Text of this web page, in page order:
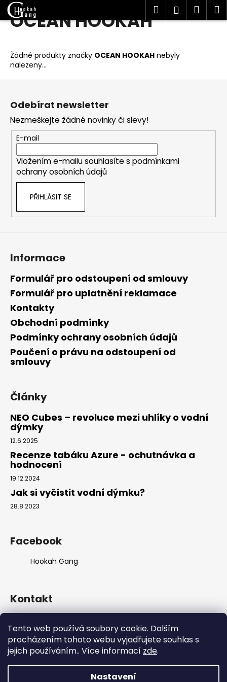
Tento web používá soubory cookie. Dalším
procházením tohoto webu vyjadřujete souhlas s
jejich používáním.. Více informací zde.
Nastavení
Přejít
Hledat
OCEAN HOOKAH
Žádné produkty značky OCEAN HOOKAH nebyly
nalezeny...
K
o Zpět
Zpět
C
o
p
t
ř
e
b
u
e
e
j
í
t
?
HLEDAT
D
o
p
o
r
u
č
u
j
e
m
e
Z
Odebírat newsletter
Nezmeškejte žádné novinky či slevy!
E-mail
Vložením e-mailu souhlasíte s podmínkami
ochrany osobních údajů
PŘIHLÁSIT SE
Informace
Formulář pro odstoupení od smlouvy
Formulář pro uplatnění reklamace
Kontakty
Obchodní podmínky
Podmínky ochrany osobních údajů
Poučení o právu na odstoupení od
smlouvy
Články
NEO Cubes – revoluce mezi uhlíky o vodní
dýmky
12.6.2025
Recenze tabáku Azure - ochutnávka a
hodnocení
19.12.2024
Jak si vyčistit vodní dýmku?
28.8.2023
Facebook
Hookah Gang
Kontakt
+420 739 522 572
hookah_gang.cz/